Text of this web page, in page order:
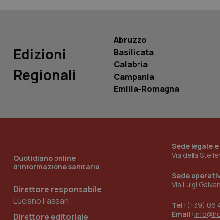
Edizioni
Regionali
Abruzzo
Basilicata
Calabria
Campania
Emilia-Romagna
Quotidiano online
d'informazione sanitaria
Direttore responsabile
Luciano Fassari
Direttore editoriale
Sede legale
Via della
Sede
Via Luigi
Tel: (+39) 06
Email:
YSC